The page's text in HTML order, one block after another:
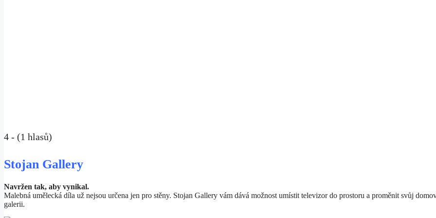
4 - (1 hlasů)
Stojan Gallery
Navržen tak, aby vynikal.
Malebná umělecká díla už nejsou určena jen pro stěny. Stojan Gallery vám dává možnost umístit televizor do prostoru a proměnit svůj
galerii.